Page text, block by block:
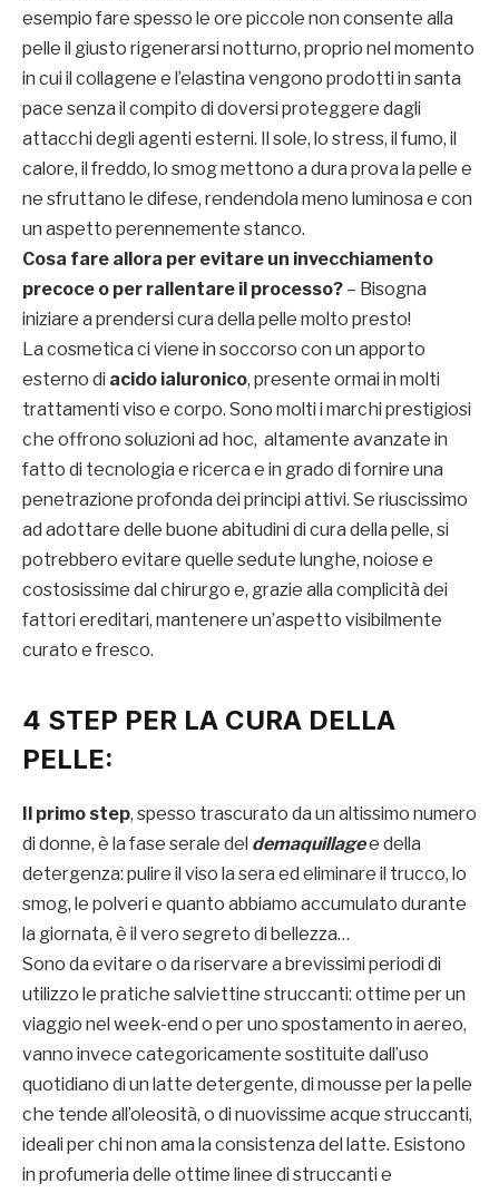
esempio fare spesso le ore piccole non consente alla
pelle il giusto rigenerarsi notturno, proprio nel momento
in cui il collagene e l’elastina vengono prodotti in santa
pace senza il compito di doversi proteggere dagli
attacchi degli agenti esterni. Il sole, lo stress, il fumo, il
calore, il freddo, lo smog mettono a dura prova la pelle e
ne sfruttano le difese, rendendola meno luminosa e con
un aspetto perennemente stanco.
Cosa fare allora per evitare un invecchiamento
precoce o per rallentare il processo? – Bisogna
iniziare a prendersi cura della pelle molto presto!
La cosmetica ci viene in soccorso con un apporto
esterno di acido ialuronico, presente ormai in molti
trattamenti viso e corpo. Sono molti i marchi prestigiosi
che offrono soluzioni ad hoc, altamente avanzate in
fatto di tecnologia e ricerca e in grado di fornire una
penetrazione profonda dei principi attivi. Se riuscissimo
ad adottare delle buone abitudini di cura della pelle, si
potrebbero evitare quelle sedute lunghe, noiose e
costosissime dal chirurgo e, grazie alla complicità dei
fattori ereditari, mantenere un’aspetto visibilmente
curato e fresco.
4 STEP PER LA CURA DELLA
PELLE:
Il primo step, spesso trascurato da un altissimo numero
di donne, è la fase serale del demaquillagee della
detergenza: pulire il viso la sera ed eliminare il trucco, lo
smog, le polveri e quanto abbiamo accumulato durante
la giornata, è il vero segreto di bellezza…
Sono da evitare o da riservare a brevissimi periodi di
utilizzo le pratiche salviettine struccanti: ottime per un
viaggio nel week-end o per uno spostamento in aereo,
vanno invece categoricamente sostituite dall’uso
quotidiano di un latte detergente, di mousse per la pelle
che tende all’oleosità, o di nuovissime acque struccanti,
ideali per chi non ama la consistenza del latte. Esistono
in profumeria delle ottime linee di struccanti e